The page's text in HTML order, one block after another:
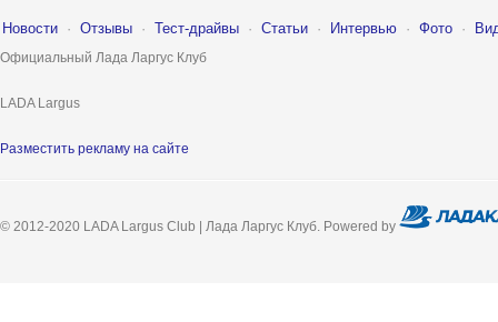
Новости · Отзывы · Тест-драйвы · Статьи · Интервью · Фото ·
Официальный Лада Ларгус Клуб
LADA Largus
Разместить рекламу на сайте
© 2012-2020 LADA Largus Club | Лада Ларгус Клуб. Powered by